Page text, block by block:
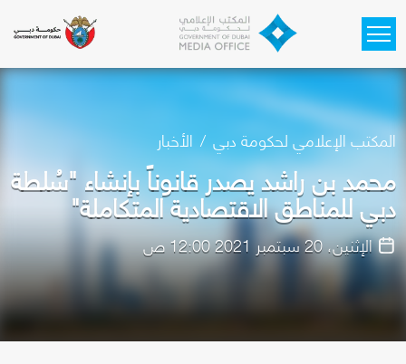
المكتب الإعلامي لحكومة دبي الأخبار
محمد بن راشد يصدر قانوناً بإنشاء "سُلطة
دبي للمناطق الاقتصادية المتكاملة"
الإثنين، 20 سبتمبر 2021 12:00 ص